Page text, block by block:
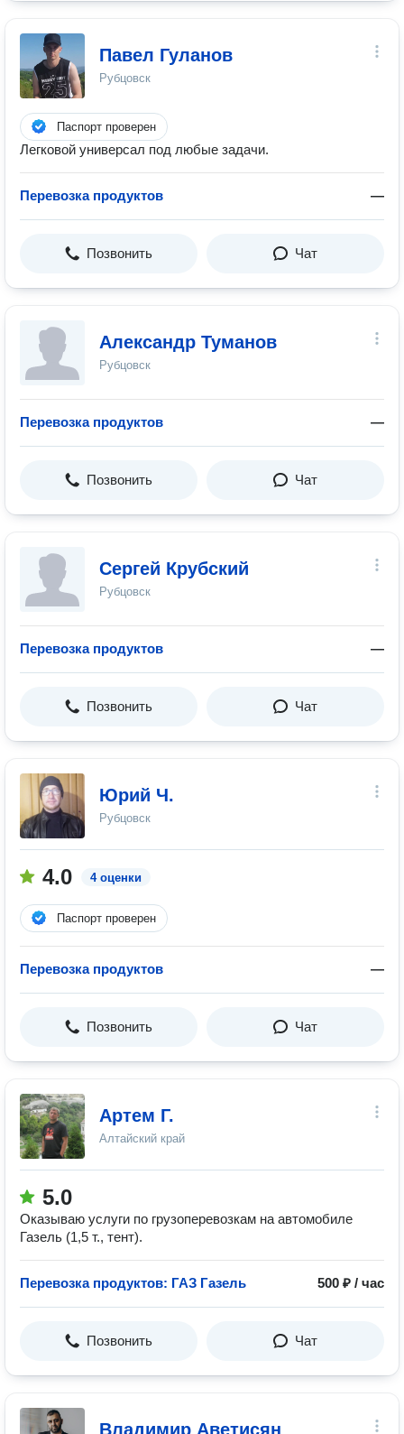
Павел Гуланов
Рубцовск
Паспорт проверен
Легковой универсал под любые задачи.
Перевозка продуктов —
Позвонить Чат
Александр Туманов
Рубцовск
Перевозка продуктов —
Позвонить Чат
Сергей Крубский
Рубцовск
Перевозка продуктов —
Позвонить Чат
Юрий Ч.
Рубцовск
4.0 4 оценки
Паспорт проверен
Перевозка продуктов —
Позвонить Чат
Артем Г.
Алтайский край
5.0
Оказываю услуги по грузоперевозкам на автомобиле
Газель (1,5 т., тент).
Перевозка продуктов: ГАЗ Газель 500 ₽ / час
Позвонить Чат
Владимир Аветисян